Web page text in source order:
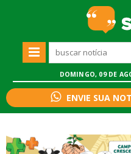
DOMINGO, 09 DE
ENVIE SUA